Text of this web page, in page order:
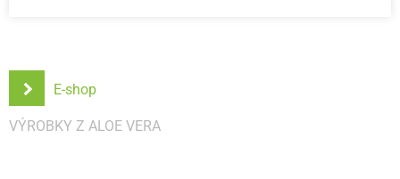
E-shop
VÝROBKY Z ALOE VERA